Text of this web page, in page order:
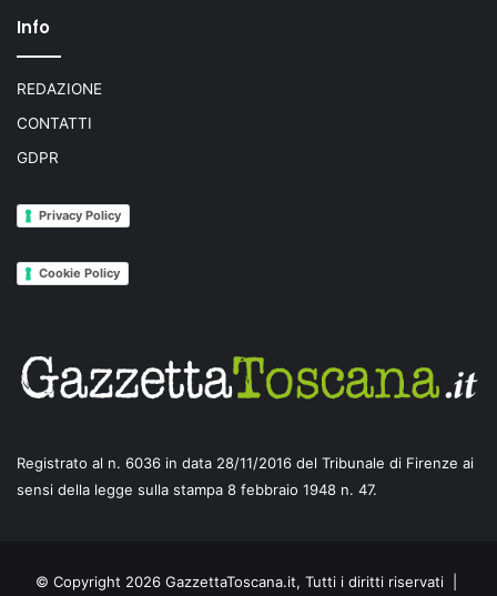
Info
REDAZIONE
CONTATTI
GDPR
Privacy Policy
Cookie Policy
Registrato al n. 6036 in data 28/11/2016 del Tribunale di Firenze ai
sensi della legge sulla stampa 8 febbraio 1948 n. 47.
© Copyright 2026 GazzettaToscana.it, Tutti i diritti riservati |